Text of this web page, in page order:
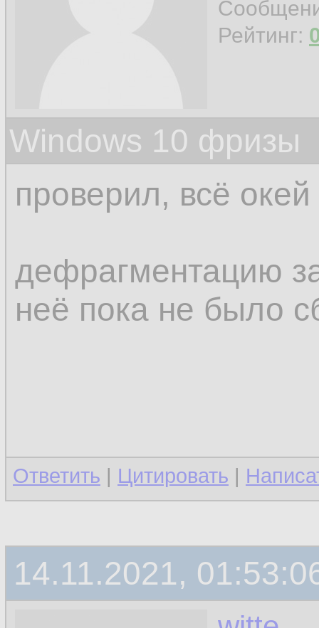
Рейтинг:
Windows 10 фризы
проверил, всё
дефрагментацию
неё пока не было
Ответить | Цитировать |
14.11.2021,